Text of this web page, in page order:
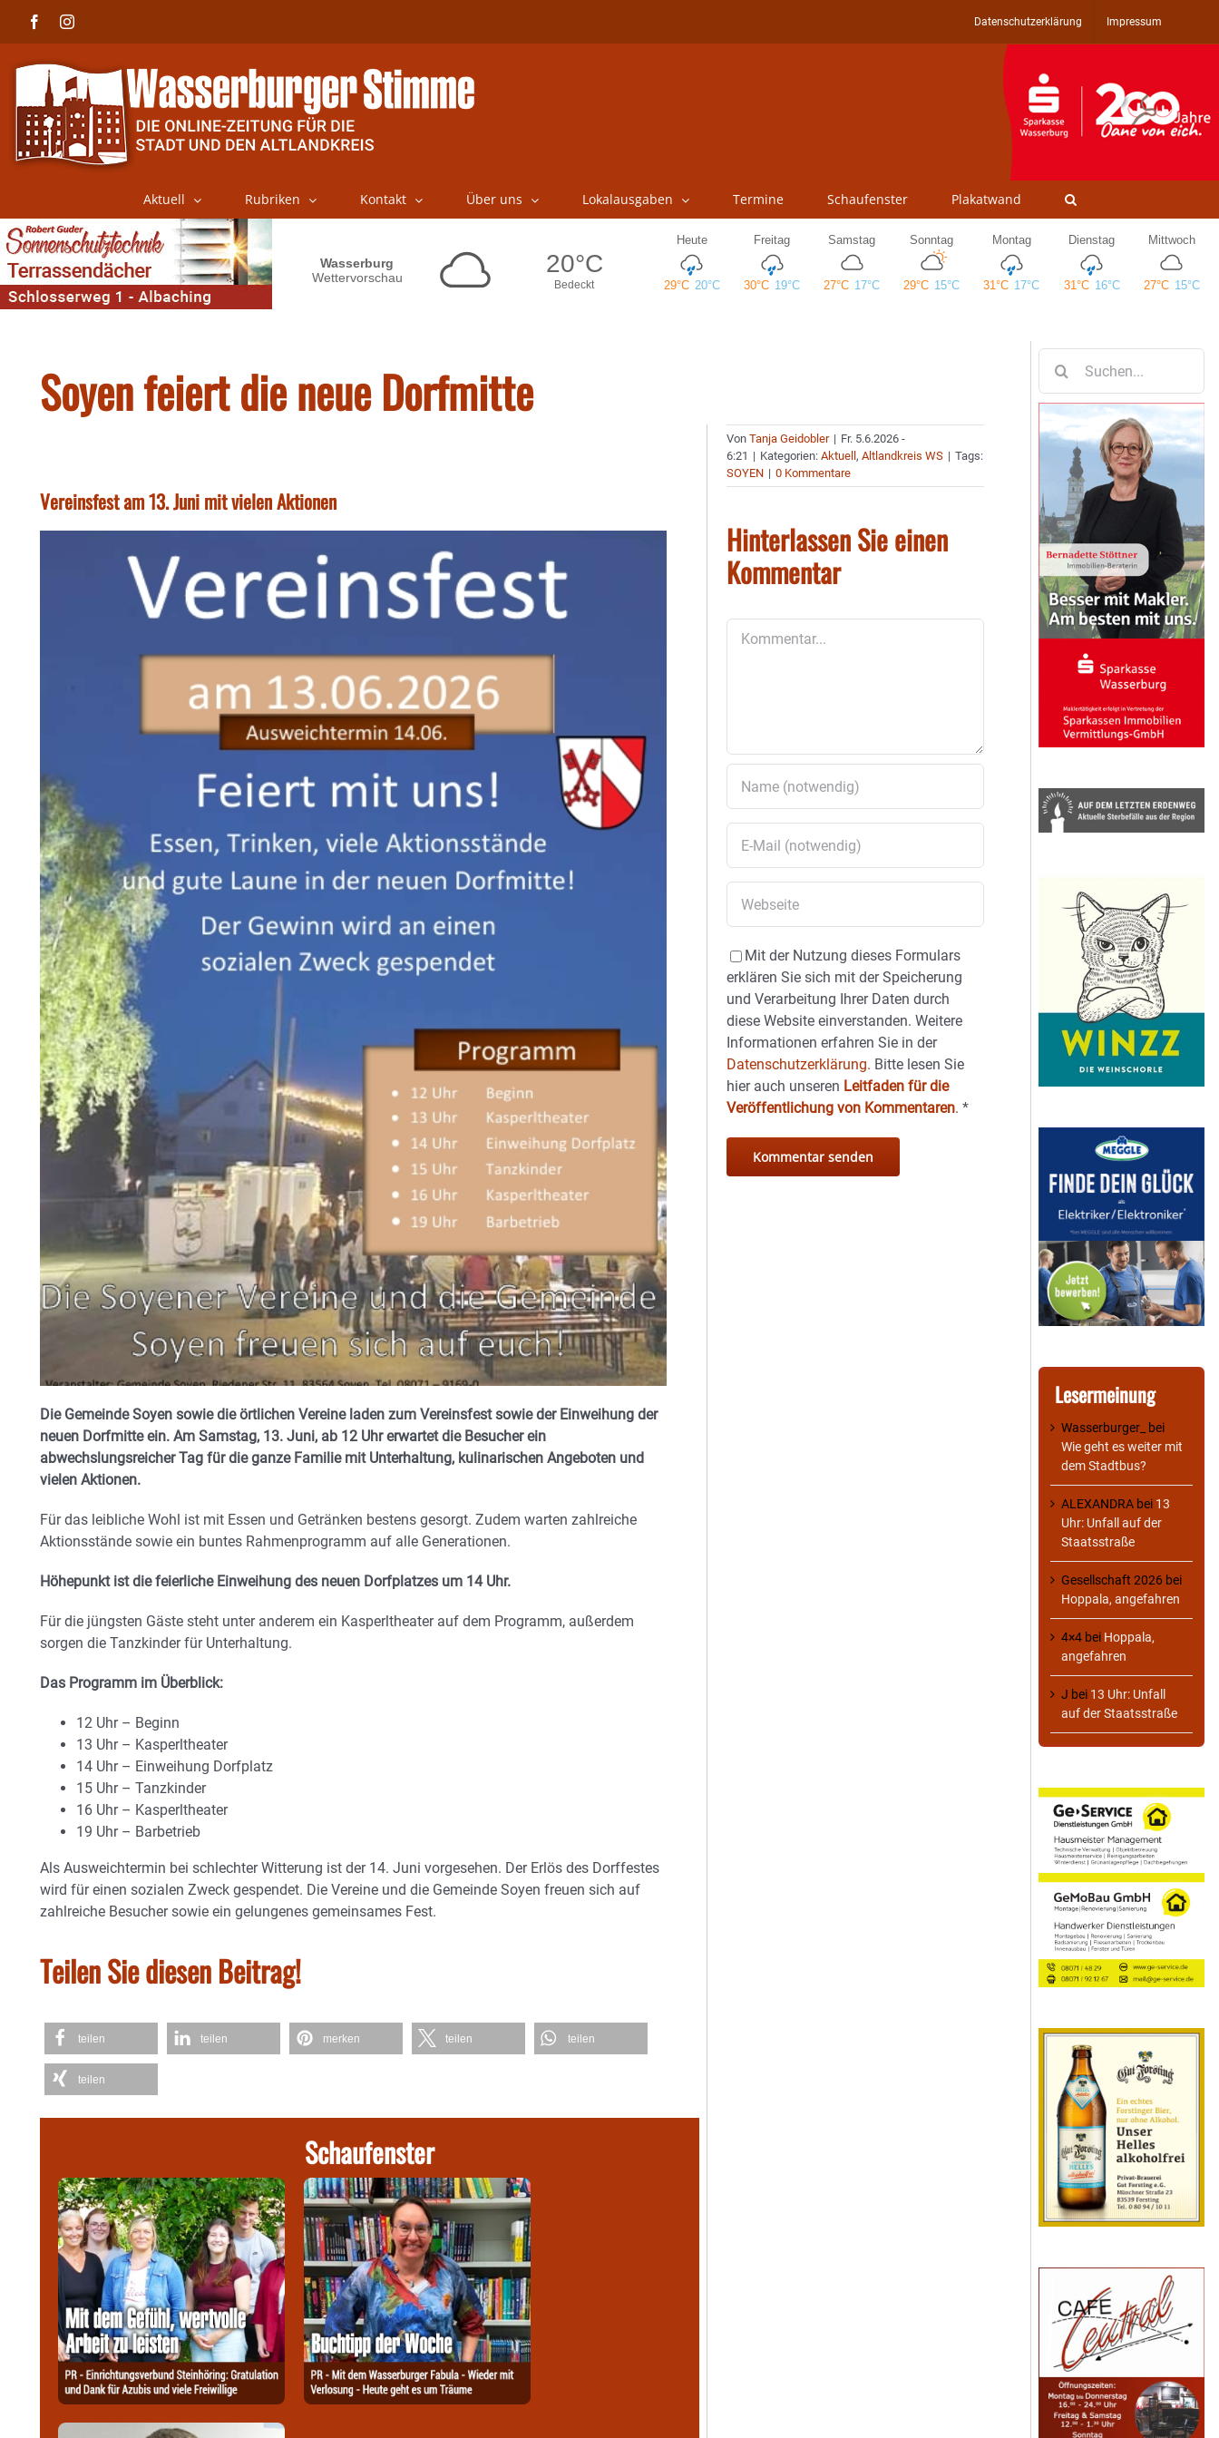
FacebookInstagram Datenschutzerklärung Impressum
Aktuell Rubriken Kontakt Über uns Lokalausgaben Termine Schaufenster Plakatwand
Soyen feiert die neue Dorfmitte
Vereinsfest am 13. Juni mit vielen Aktionen
Die Gemeinde Soyen sowie die örtlichen Vereine laden zum Vereinsfest sowie der Einweihung der
neuen Dorfmitte ein. Am Samstag, 13. Juni, ab 12 Uhr erwartet die Besucher ein
abwechslungsreicher Tag für die ganze Familie mit Unterhaltung, kulinarischen Angeboten und
vielen Aktionen.
Für das leibliche Wohl ist mit Essen und Getränken bestens gesorgt. Zudem warten zahlreiche
Aktionsstände sowie ein buntes Rahmenprogramm auf alle Generationen.
Höhepunkt ist die feierliche Einweihung des neuen Dorfplatzes um 14 Uhr.
Für die jüngsten Gäste steht unter anderem ein Kasperltheater auf dem Programm, außerdem
sorgen die Tanzkinder für Unterhaltung.
Das Programm im Überblick:
12 Uhr – Beginn
13 Uhr – Kasperltheater
14 Uhr – Einweihung Dorfplatz
15 Uhr – Tanzkinder
16 Uhr – Kasperltheater
19 Uhr – Barbetrieb
Als Ausweichtermin bei schlechter Witterung ist der 14. Juni vorgesehen. Der Erlös des Dorffestes
wird für einen sozialen Zweck gespendet. Die Vereine und die Gemeinde Soyen freuen sich auf
zahlreiche Besucher sowie ein gelungenes gemeinsames Fest.
Teilen Sie diesen Beitrag!
teilen teilen merken teilen teilen
teilen
Schaufenster
VonTanja Geidobler | Fr. 5.6.2026 -
6:21 | Kategorien:Aktuell,Altlandkreis WS | Tags:
SOYEN | 0 Kommentare
Hinterlassen Sie einen
Kommentar
Mit der Nutzung dieses Formulars
erklären Sie sich mit der Speicherung
und Verarbeitung Ihrer Daten durch
diese Website einverstanden. Weitere
Informationen erfahren Sie in der
Datenschutzerklärung. Bitte lesen Sie
hier auch unseren Leitfaden für die
Veröffentlichung von Kommentaren.*
nach:
Lesermeinung
Wasserburger_
bei
Wie geht es weiter mit
dem Stadtbus?
ALEXANDRA bei 13
Uhr: Unfall auf der
Staatsstraße
Gesellschaft 2026 bei
Hoppala, angefahren
4×4 bei Hoppala,
angefahren
J bei 13 Uhr: Unfall
auf der Staatsstraße